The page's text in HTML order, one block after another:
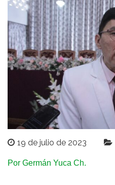
19 de julio de 2023
Por Germán Yuca Ch.